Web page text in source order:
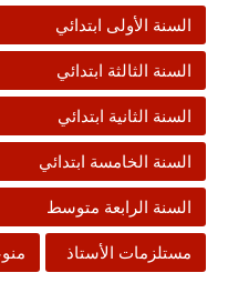
السنة الأولى ابتدائي
السنة الثالثة ابتدائي
السنة الثانية ابتدائي
السنة الخامسة ابتدائي
السنة الرابعة متوسط
مستلزمات الأستاذ